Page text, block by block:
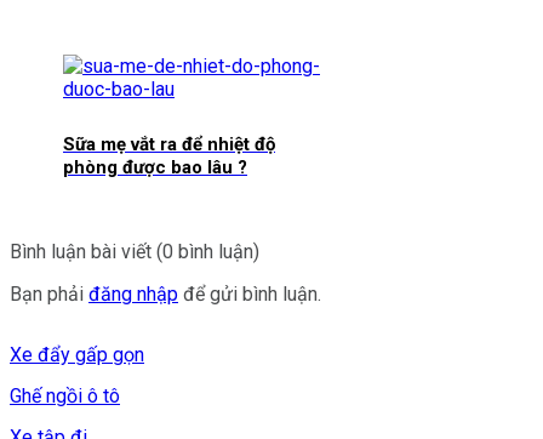
Sữa mẹ vắt ra để nhiệt độ
phòng được bao lâu ?
Bình luận bài viết (0 bình luận)
Bạn phải đăng nhập để gửi bình luận.
Xe đẩy gấp gọn
Ghế ngồi ô tô